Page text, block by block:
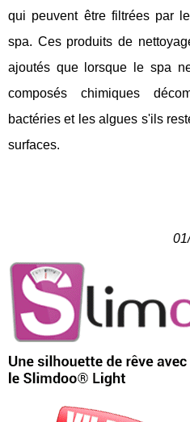
qui peuvent être filtrées par
spa. Ces produits de
ajoutés que lorsque le spa
composés chimiques
bactéries et les algues s'ils
surfaces.